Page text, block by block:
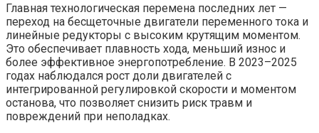
Главная технологическая перемена последних лет —
переход на бесщеточные двигатели переменного тока и
линейные редукторы с высоким крутящим моментом.
Это обеспечивает плавность хода, меньший износ и
более эффективное энергопотребление. В 2023–2025
годах наблюдался рост доли двигателей с
интегрированной регулировкой скорости и моментом
останова, что позволяет снизить риск травм и
повреждений при неполадках.